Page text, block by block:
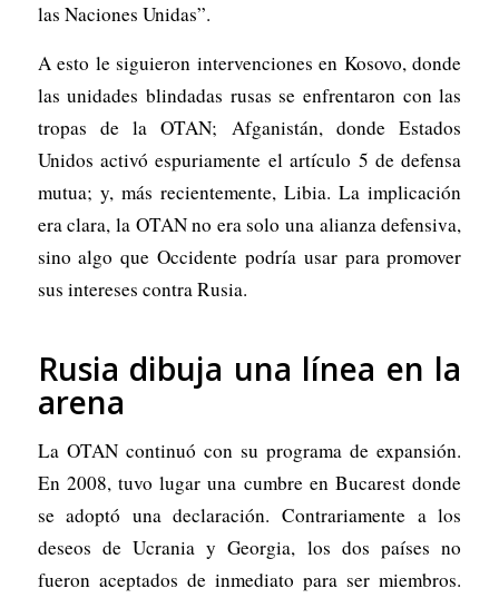
las Naciones Unidas”.
A esto le siguieron intervenciones en Kosovo, donde
las unidades blindadas rusas se enfrentaron con las
tropas de la OTAN; Afganistán, donde Estados
Unidos activó espuriamente el artículo 5 de defensa
mutua; y, más recientemente, Libia. La implicación
era clara, la OTAN no era solo una alianza defensiva,
sino algo que Occidente podría usar para promover
sus intereses contra Rusia.
Rusia dibuja una línea en la
arena
La OTAN continuó con su programa de expansión.
En 2008, tuvo lugar una cumbre en Bucarest donde
se adoptó una declaración. Contrariamente a los
deseos de Ucrania y Georgia, los dos países no
fueron aceptados de inmediato para ser miembros.